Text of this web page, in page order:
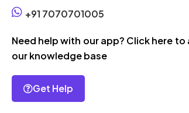
+91 7070701005
Need help with our app? Click here to
our knowledge base
Get Help